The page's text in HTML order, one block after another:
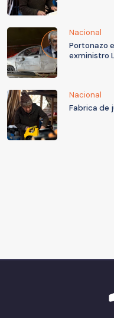
Nacional
Portonazo
exministro
Nacional
Fabrica de